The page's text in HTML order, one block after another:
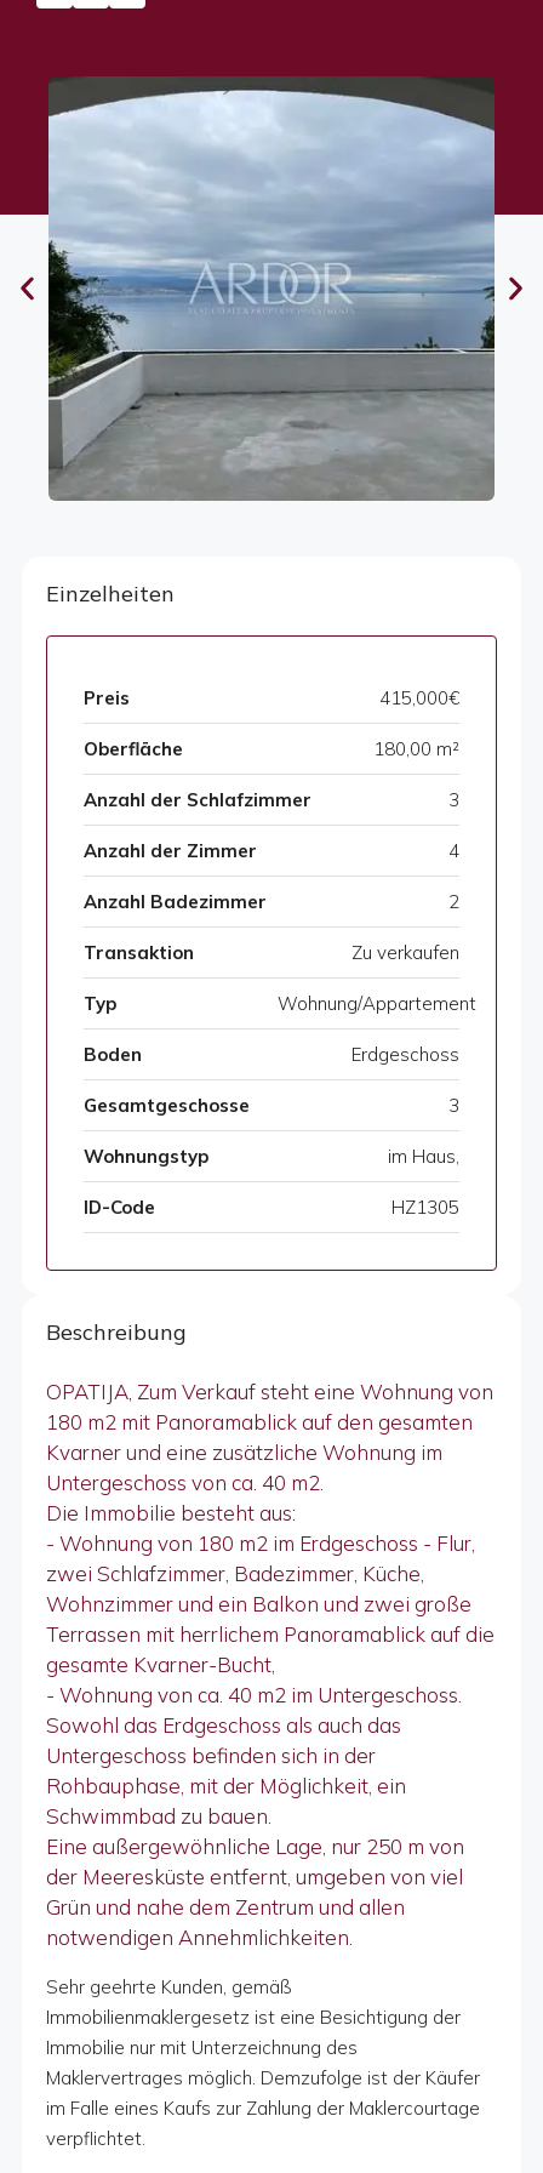
Einzelheiten
Preis 415,000€
Oberfläche 180,00 m²
Anzahl der Schlafzimmer 3
Anzahl der Zimmer 4
Anzahl Badezimmer 2
Transaktion Zu verkaufen
Typ Wohnung/Appartement
Boden Erdgeschoss
Gesamtgeschosse 3
Wohnungstyp im Haus,
ID-Code HZ1305
Beschreibung
OPATIJA, Zum Verkauf steht eine Wohnung von
180 m2 mit Panoramablick auf den gesamten
Kvarner und eine zusätzliche Wohnung im
Untergeschoss von ca. 40 m2.
Die Immobilie besteht aus:
- Wohnung von 180 m2 im Erdgeschoss - Flur,
zwei Schlafzimmer, Badezimmer, Küche,
Wohnzimmer und ein Balkon und zwei große
Terrassen mit herrlichem Panoramablick auf die
gesamte Kvarner-Bucht,
- Wohnung von ca. 40 m2 im Untergeschoss.
Sowohl das Erdgeschoss als auch das
Untergeschoss befinden sich in der
Rohbauphase, mit der Möglichkeit, ein
Schwimmbad zu bauen.
Eine außergewöhnliche Lage, nur 250 m von
der Meeresküste entfernt, umgeben von viel
Grün und nahe dem Zentrum und allen
notwendigen Annehmlichkeiten.
Sehr geehrte Kunden, gemäß
Immobilienmaklergesetz ist eine Besichtigung der
Immobilie nur mit Unterzeichnung des
Maklervertrages möglich. Demzufolge ist der Käufer
im Falle eines Kaufs zur Zahlung der Maklercourtage
verpflichtet.